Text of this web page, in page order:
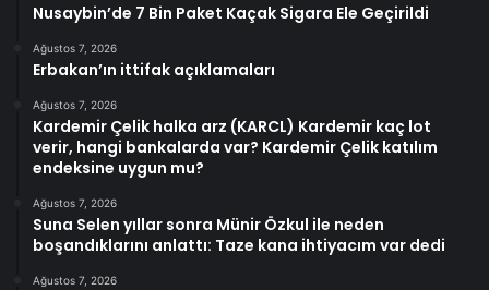
Nusaybin’de 7 Bin Paket Kaçak Sigara Ele Geçirildi
Ağustos 7, 2026
Erbakan’ın ittifak açıklamaları
Ağustos 7, 2026
Kardemir Çelik halka arz (KARCL) Kardemir kaç lot
verir, hangi bankalarda var? Kardemir Çelik katılım
endeksine uygun mu?
Ağustos 7, 2026
Suna Selen yıllar sonra Münir Özkul ile neden
boşandıklarını anlattı: Taze kana ihtiyacım var dedi
Ağustos 7, 2026